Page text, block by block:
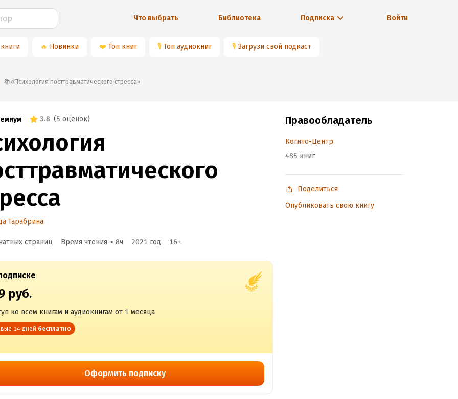
Что выбрать Библиотека Подписка Войти
🔥 Новинки ❤️ Топ книг 🎙 Топ аудиокниг 🎙 Загрузи свой подкаст
📚«Психология посттравматического стресса»
3.8 (5 оценок)
Тарабрина
страниц Время чтения ≈ 8ч 2021 год 16+
руб.
ко всем книгам и аудиокнигам от 1 месяца
14 дней бесплатно
Оформить подписку
Правообладатель
Когито-Центр
485 книг
Поделиться
Опубликовать свою книгу